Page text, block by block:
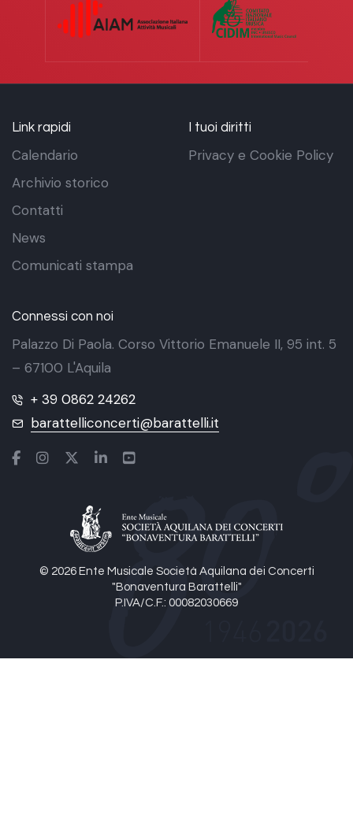
© 2026 Ente Musicale Società Aquilana dei Concerti
"Bonaventura Barattelli"
P.IVA/C.F.: 00082030669
Link rapidi
Calendario
Archivio storico
Contatti
News
Comunicati stampa
I tuoi diritti
Privacy e Cookie Policy
Connessi con noi
Palazzo Di Paola. Corso Vittorio Emanuele II, 95 int. 5
– 67100 L'Aquila
+ 39 0862 24262
barattelliconcerti@barattelli.it